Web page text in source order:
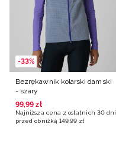
-33%
Bezrękawnik kolarski damski
- szary
99,99 zł
Najniższa cena z ostatnich 30 dni
przed obniżką 149,99 zł